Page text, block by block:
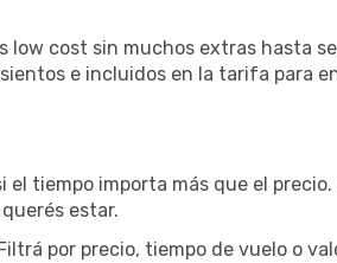
low cost sin muchos extras hasta
e incluidos en la tarifa para
tiempo importa más que el
estar.
por precio, tiempo de vuelo o